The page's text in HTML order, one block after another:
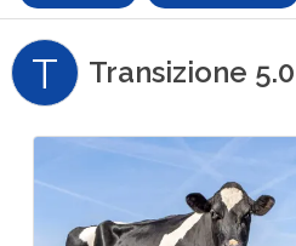
T Transizione 5.0